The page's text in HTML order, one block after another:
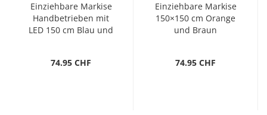
Einziehbare Markise
Handbetrieben mit
LED 150 cm Blau und
74.95 CHF
Einziehbare Markise
150×150 cm Orange
und Braun
74.95 CHF